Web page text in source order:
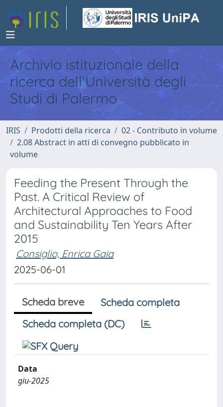
Archivio istituzionale della
ricerca dell'Università degli
Studi di Palermo
IRIS Prodotti della ricerca
02 - Contributo in volume
2.08 Abstract in atti di convegno pubblicato in
volume
Feeding the Present Through the
Past. A Critical Review of
Architectural Approaches to Food
and Sustainability Ten Years After
2015
Consiglio, Enrica Gaia
2025-06-01
Scheda breve
Scheda completa
Scheda completa (DC)
Data
giu-2025